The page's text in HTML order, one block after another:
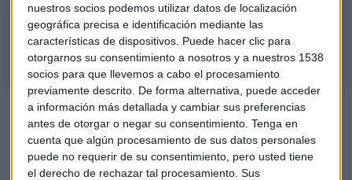
nuestros socios podemos utilizar datos de localización
geográfica precisa e identificación mediante las
características de dispositivos. Puede hacer clic para
otorgarnos su consentimiento a nosotros y a nuestros 1538
socios para que llevemos a cabo el procesamiento
previamente descrito. De forma alternativa, puede acceder
a información más detallada y cambiar sus preferencias
antes de otorgar o negar su consentimiento. Tenga en
cuenta que algún procesamiento de sus datos personales
puede no requerir de su consentimiento, pero usted tiene
el derecho de rechazar tal procesamiento. Sus
Nicolás Fernández (Banco Sabadell): Las acciones de Mediaset
seguirán bajando a corto plazo
Los analistas consultados por Capital Radio, ven una
operación para plantar cara a los nuevos gigantes del
sector como Netflix, HBO y Amazon Prime e
incluso para frenar una posible opa por parte de Vivendi.